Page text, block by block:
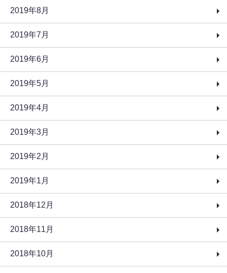
2019年8月
2019年7月
2019年6月
2019年5月
2019年4月
2019年3月
2019年2月
2019年1月
2018年12月
2018年11月
2018年10月